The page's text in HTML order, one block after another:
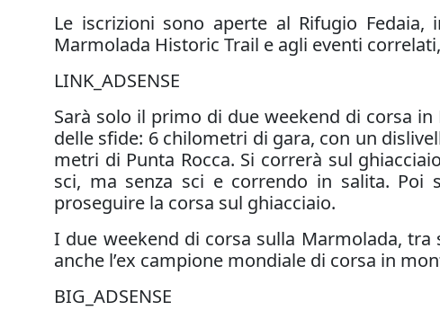
Le iscrizioni sono aperte al Rifugio
Marmolada Historic Trail e agli eventi
LINK_ADSENSE
Sarà solo il primo di due weekend di corsa
delle sfide: 6 chilometri di gara, con un
metri di Punta Rocca. Si correrà sul
sci, ma senza sci e correndo in salita. Poi
proseguire la corsa sul ghiacciaio.
I due weekend di corsa sulla Marmolada,
anche l’ex campione mondiale di corsa in
BIG_ADSENSE